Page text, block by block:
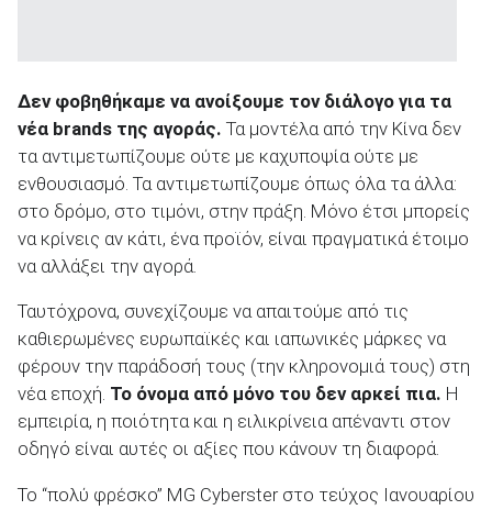
Δεν φοβηθήκαμε να ανοίξουμε τον διάλογο για τα
νέα brands της αγοράς. Τα μοντέλα από την Κίνα δεν
τα αντιμετωπίζουμε ούτε με καχυποψία ούτε με
ενθουσιασμό. Τα αντιμετωπίζουμε όπως όλα τα άλλα:
στο δρόμο, στο τιμόνι, στην πράξη. Μόνο έτσι μπορείς
να κρίνεις αν κάτι, ένα προϊόν, είναι πραγματικά έτοιμο
να αλλάξει την αγορά.
Ταυτόχρονα, συνεχίζουμε να απαιτούμε από τις
καθιερωμένες ευρωπαϊκές και ιαπωνικές μάρκες να
φέρουν την παράδοσή τους (την κληρονομιά τους) στη
νέα εποχή. Το όνομα από μόνο του δεν αρκεί πια. Η
εμπειρία, η ποιότητα και η ειλικρίνεια απέναντι στον
οδηγό είναι αυτές οι αξίες που κάνουν τη διαφορά.
Το “πολύ φρέσκο” MG Cyberster στο τεύχος Ιανουαρίου